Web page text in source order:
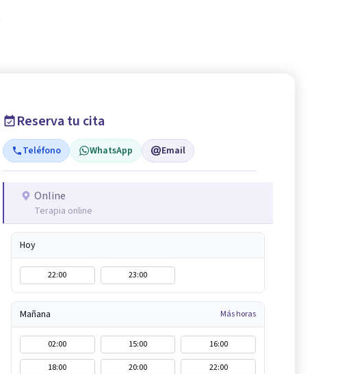
Reserva tu cita
Teléfono WhatsApp Email
Online
Terapia online
Hoy
22:00 23:00
Mañana Más horas
02:00 15:00
16:00
18:00
20:00 22:00